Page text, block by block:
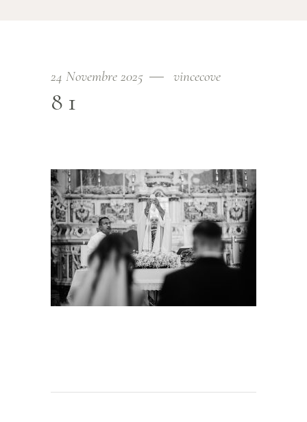
24 Novembre 2025 vincecove
81